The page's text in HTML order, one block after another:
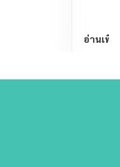
อ่านเพิ่